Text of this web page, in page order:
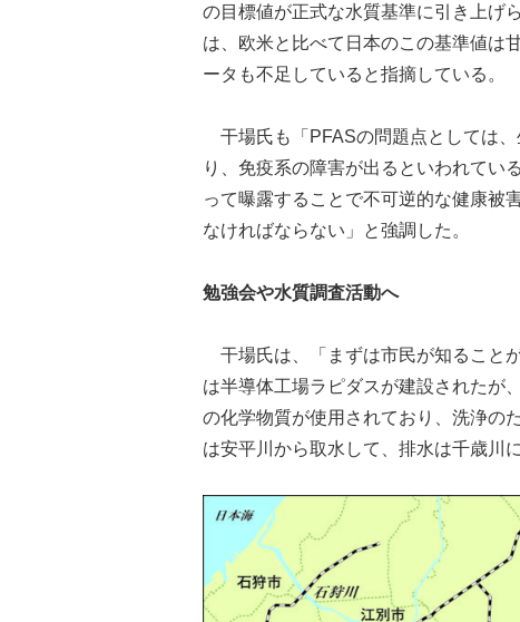
の目標値が正式な水質基準に引き上げ
は、欧米と比べて日本のこの基準値は
ータも不足していると指摘している。
干場氏も「PFASの問題点としては
り、免疫系の障害が出るといわれてい
って曝露することで不可逆的な健康被
なければならない」と強調した。
勉強会や水質調査活動へ
干場氏は、「まずは市民が知ること
は半導体工場ラピダスが建設されたが
の化学物質が使用されており、洗浄の
は安平川から取水して、排水は千歳川